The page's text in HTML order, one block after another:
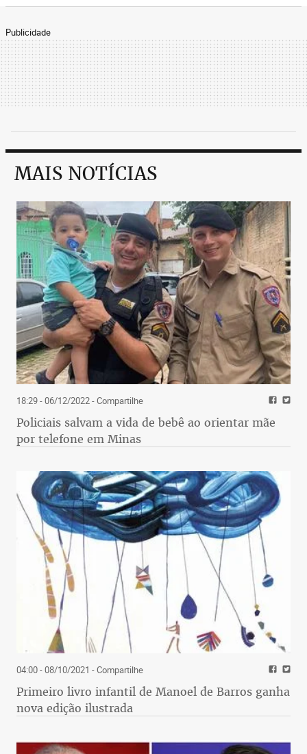
Publicidade
MAIS NOTÍCIAS
18:29 - 06/12/2022- Compartilhe
Policiais salvam a vida de bebê ao orientar mãe
por telefone em Minas
04:00 - 08/10/2021 - Compartilhe
Primeiro livro infantil de Manoel de Barros ganha
nova edição ilustrada